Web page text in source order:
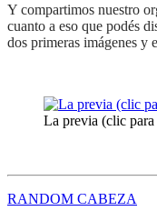
Y compartimos nuestro
cuanto a eso que podés
dos primeras imágenes y
La previa (clic para
RANDOM CABEZA